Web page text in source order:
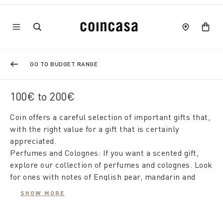
GO TO BUDGET RANGE
100€ to 200€
Coin offers a careful selection of important gifts that,
with the right value for a gift that is certainly
appreciated.
Perfumes and Colognes: If you want a scented gift,
explore our collection of perfumes and colognes. Look
for ones with notes of English pear, mandarin and
apple for those who love fruity aromas, or opt for
SHOW MORE